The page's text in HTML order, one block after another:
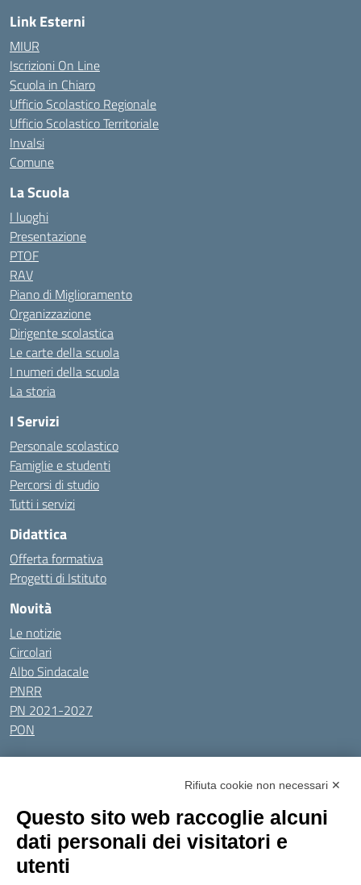
Link Esterni
MIUR
Iscrizioni On Line
Scuola in Chiaro
Ufficio Scolastico Regionale
Ufficio Scolastico Territoriale
Invalsi
Comune
La Scuola
I luoghi
Presentazione
PTOF
RAV
Piano di Miglioramento
Organizzazione
Dirigente scolastica
Le carte della scuola
I numeri della scuola
La storia
I Servizi
Personale scolastico
Famiglie e studenti
Percorsi di studio
Tutti i servizi
Didattica
Offerta formativa
Progetti di Istituto
Novità
Le notizie
Circolari
Albo Sindacale
PNRR
PN 2021-2027
PON
Tutti gli argomenti
Amministrazione Trasparente
Privacy Policy
Dichiarazione di accessibilitàObiettivi di accessibilità
Seguici su:
Rifiuta cookie non necessari ✕
Questo sito web raccoglie alcuni
dati personali dei visitatori e
utenti